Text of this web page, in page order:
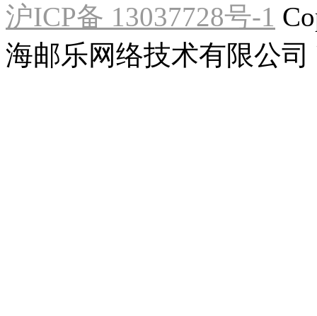
沪ICP备 13037728号-1
海邮乐网络技术有限公司